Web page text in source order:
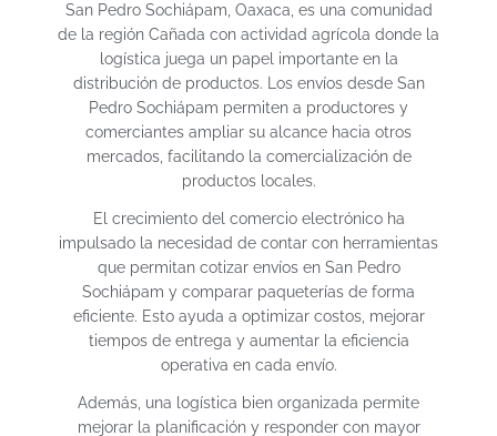
San Pedro Sochiápam, Oaxaca, es una comunidad
de la región Cañada con actividad agrícola donde la
logística juega un papel importante en la
distribución de productos. Los envíos desde San
Pedro Sochiápam permiten a productores y
comerciantes ampliar su alcance hacia otros
mercados, facilitando la comercialización de
productos locales.
El crecimiento del comercio electrónico ha
impulsado la necesidad de contar con herramientas
que permitan cotizar envíos en San Pedro
Sochiápam y comparar paqueterías de forma
eficiente. Esto ayuda a optimizar costos, mejorar
tiempos de entrega y aumentar la eficiencia
operativa en cada envío.
Además, una logística bien organizada permite
mejorar la planificación y responder con mayor